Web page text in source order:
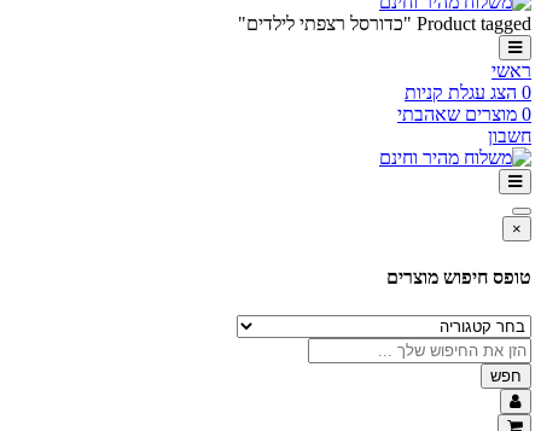
Product tagged "כדורסל רצפתי לילדים"
ראשי
0 הצג עגלת קניות
0 מוצרים שאהבתי
חשבון
×
טופס חיפוש מוצרים
חפש